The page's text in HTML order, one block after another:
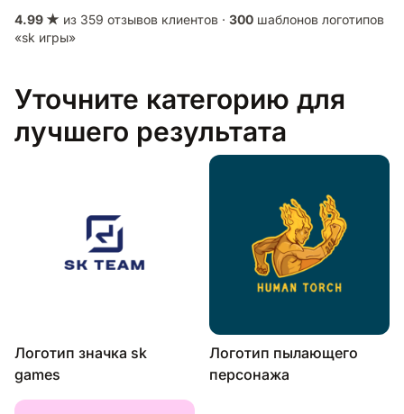
4.99 ★ из 359 отзывов клиентов · 300 шаблонов логотипов
«sk игры»
Уточните категорию для
лучшего результата
Логотип значка sk
games
Логотип пылающего
персонажа